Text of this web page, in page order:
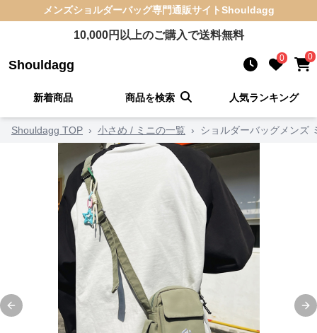
メンズショルダーバッグ専門通販サイトShouldagg
10,000円以上のご購入で送料無料
Shouldagg 0 0
新着商品 商品を検索 人気ランキング
Shouldagg TOP › 小さめ / ミニの一覧 › ショルダーバッグメンズ
Previous slide